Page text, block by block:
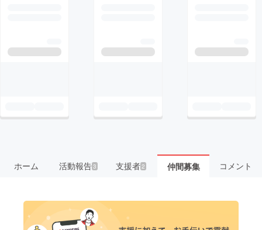
ホーム 活動報告3 支援者 2 仲間募集 コメント